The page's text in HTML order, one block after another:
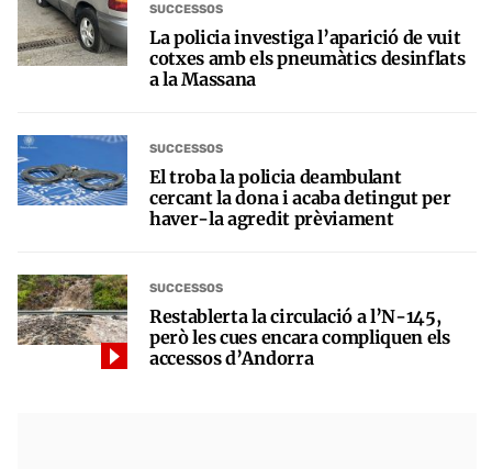
SUCCESSOS
La policia investiga l’aparició de vuit
cotxes amb els pneumàtics desinflats
a la Massana
SUCCESSOS
El troba la policia deambulant
cercant la dona i acaba detingut per
haver-la agredit prèviament
SUCCESSOS
Restablerta la circulació a l’N-145,
però les cues encara compliquen els
accessos d’Andorra